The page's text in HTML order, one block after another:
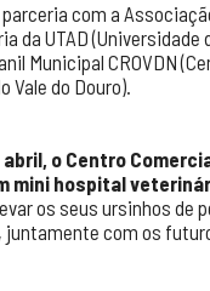
com a
da UTAD
Municipal CROVDN
Vale do Douro).
abril, o Centro
mini hospital
os seus ursinhos de
com os